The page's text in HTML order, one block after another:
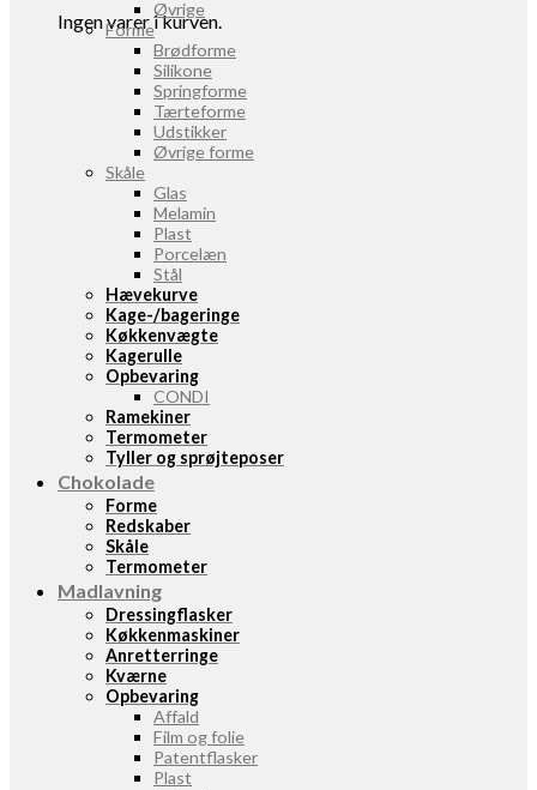
Ingen varer i kurven.
Øvrige
Forme
Brødforme
Silikone
Springforme
Tærteforme
Udstikker
Øvrige forme
Skåle
Glas
Melamin
Plast
Porcelæn
Stål
Hævekurve
Kage-/bageringe
Køkkenvægte
Kagerulle
Opbevaring
CONDI
Ramekiner
Termometer
Tyller og sprøjteposer
Chokolade
Forme
Redskaber
Skåle
Termometer
Madlavning
Dressingflasker
Køkkenmaskiner
Anretterringe
Kværne
Opbevaring
Affald
Film og folie
Patentflasker
Plast